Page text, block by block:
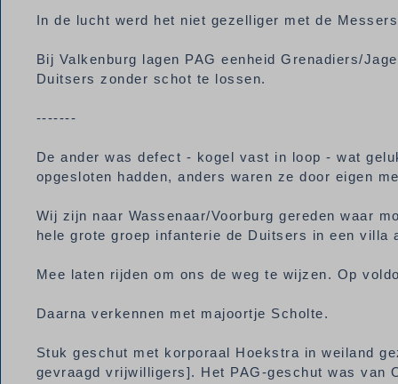
In de lucht werd het niet gezelliger met de
Bij Valkenburg lagen PAG eenheid Grenadiers/
Duitsers zonder schot te lossen.
-------
De ander was defect - kogel vast in loop - wat
opgesloten hadden, anders waren ze door eigen
Wij zijn naar Wassenaar/Voorburg gereden waar
hele grote groep infanterie de Duitsers in een villa
Mee laten rijden om ons de weg te wijzen. Op
Daarna verkennen met majoortje Scholte.
Stuk geschut met korporaal Hoekstra in weiland
gevraagd vrijwilligers]. Het PAG-geschut was van